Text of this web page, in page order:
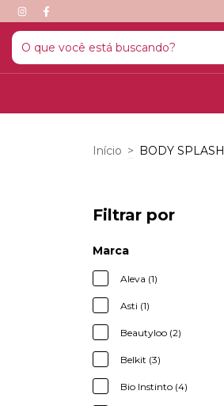
Início > BODY SPLASH
Filtrar por
Marca
Aleva (1)
Asti (1)
Beautyloo (2)
Belkit (3)
Bio Instinto (4)